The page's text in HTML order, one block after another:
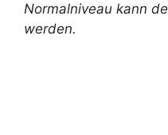
Normalniveau kann
werden.